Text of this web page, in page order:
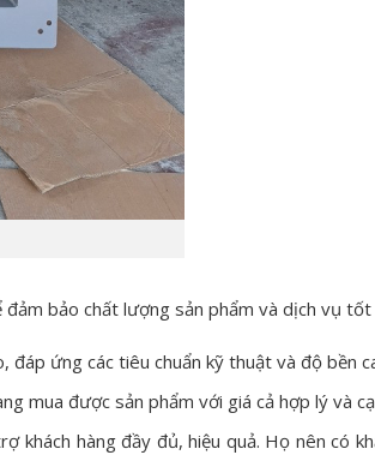
đảm bảo chất lượng sản phẩm và dịch vụ tốt
đáp ứng các tiêu chuẩn kỹ thuật và độ bền
mua được sản phẩm với giá cả hợp lý và
khách hàng đầy đủ, hiệu quả. Họ nên có